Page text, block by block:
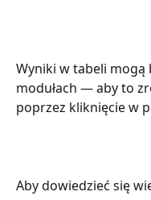
Wyniki w tabeli
modułach — aby to
poprzez kliknięcie w
Aby dowiedzieć się